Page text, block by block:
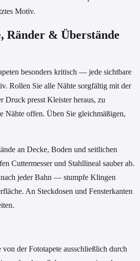
Motiv.
Ränder & Überstände
besonders kritisch — jede sichtbare
Rollen Sie alle Nähte sorgfältig mit der
Druck presst Kleister heraus, zu
Nähte offen. Üben Sie gleichmäßigen,
an Decke, Boden und seitlichen
Cuttermesser und Stahllineal sauber ab.
jeder Bahn — stumpfe Klingen
An Steckdosen und Fensterkanten
der Fototapete ausschließlich durch